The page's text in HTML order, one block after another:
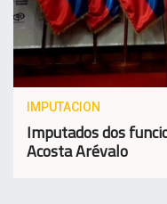
IMPUTACION
Imputados dos
Acosta Arévalo